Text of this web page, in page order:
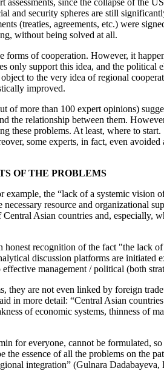
since the collapse of the
security spheres are still
(treaties, agreements, etc.) were
without being solved at all.
of cooperation. However, it
support this idea, and the political
to the very idea of regional
improved.
more than 100 expert opinions)
relationship between them.
these problems. At least, where to
some experts, in fact, even
OF THE PROBLEMS
the “lack of a systemic vision
resource and organizational
Asian countries and, especially,
honest recognition of the fact "the lack
discussion platforms are
management / political (both
they are not even linked by foreign
in more detail: “Central Asian
of economic systems, thinness of
for everyone, cannot be formulated,
essence of all the problems on the
integration” (Gulnara